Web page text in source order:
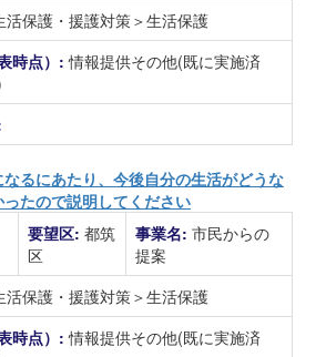
活保護・援護対策＞生活保護
時点）:情報提供その他(既に実施済
るにあたり、今後自分の生活がどうな
たので説明してください
要望区: 都筑
区
事業名: 市民からの
提案
活保護・援護対策＞生活保護
時点）:情報提供その他(既に実施済